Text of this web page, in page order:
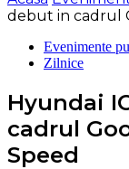
debut in cadrul
Evenimente
Zilnice
Hyundai
cadrul
Speed